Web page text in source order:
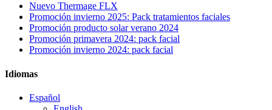
Nuevo Thermage FLX
Promoción invierno 2025: Pack tratamientos faciales
Promoción producto solar verano 2024
Promoción primavera 2024: pack facial
Promoción invierno 2024: pack facial
Idiomas
Español